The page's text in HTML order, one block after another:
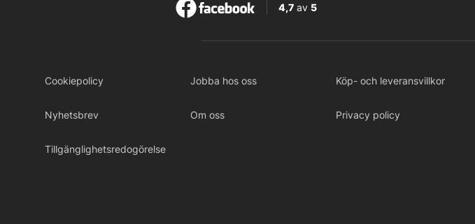
4,7av 5
Cookiepolicy Jobba hos oss Köp- och leveransvillkor
Nyhetsbrev Om oss Privacy policy
Tillgänglighetsredogörelse